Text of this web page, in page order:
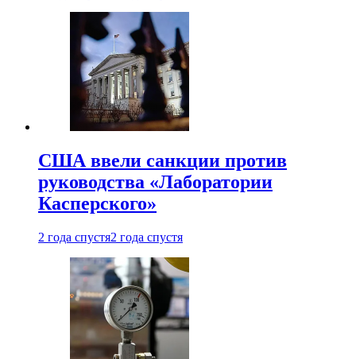
США ввели санкции против
руководства «Лаборатории
Касперского»
2 года спустя2 года спустя